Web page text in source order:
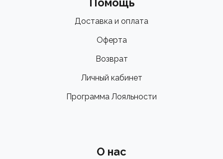
Помощь
Доставка и оплата
Оферта
Возврат
Личный кабинет
Программа Лояльности
О нас